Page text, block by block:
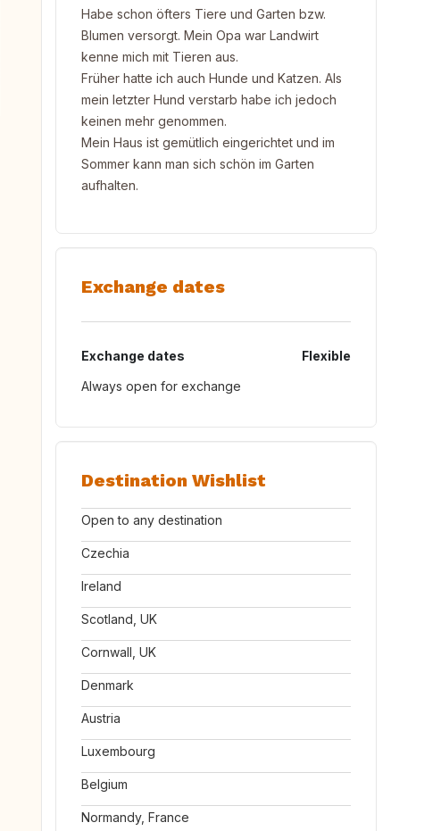
Habe schon öfters Tiere und Garten bzw.
Blumen versorgt. Mein Opa war Landwirt
kenne mich mit Tieren aus.
Früher hatte ich auch Hunde und Katzen. Als
mein letzter Hund verstarb habe ich jedoch
keinen mehr genommen.
Mein Haus ist gemütlich eingerichtet und im
Sommer kann man sich schön im Garten
aufhalten.
Exchange dates
Exchange dates
Flexible
Always open for exchange
Destination Wishlist
Open to any destination
Czechia
Ireland
Scotland, UK
Cornwall, UK
Denmark
Austria
Luxembourg
Belgium
Normandy, France